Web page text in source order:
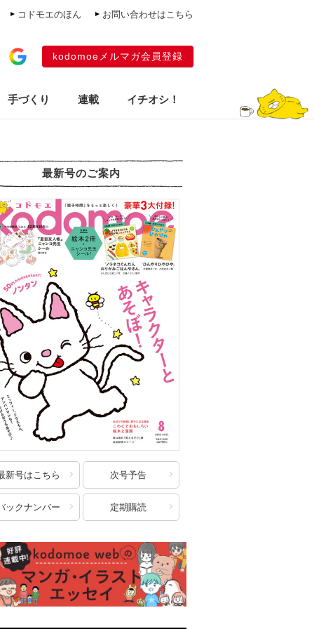
コドモエのほん お問い合わせはこちら
kodomoeメルマガ会員登録
手づくり 連載 イチオシ！
最新号のご案内
新号はこちら 次号予告
ックナンバー 定期購読